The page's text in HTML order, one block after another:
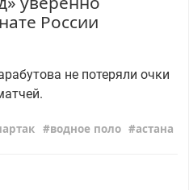
России
не потеряли очки
водное поло астана